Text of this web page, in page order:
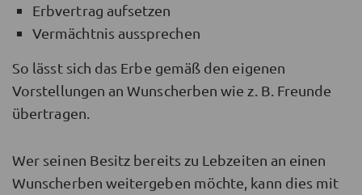
Erbvertrag aufsetzen
Vermächtnis aussprechen
So lässt sich das Erbe gemäß den eigenen
Vorstellungen an Wunscherben wie z. B. Freunde
übertragen.
Wer seinen Besitz bereits zu Lebzeiten an einen
Wunscherben weitergeben möchte, kann dies mit